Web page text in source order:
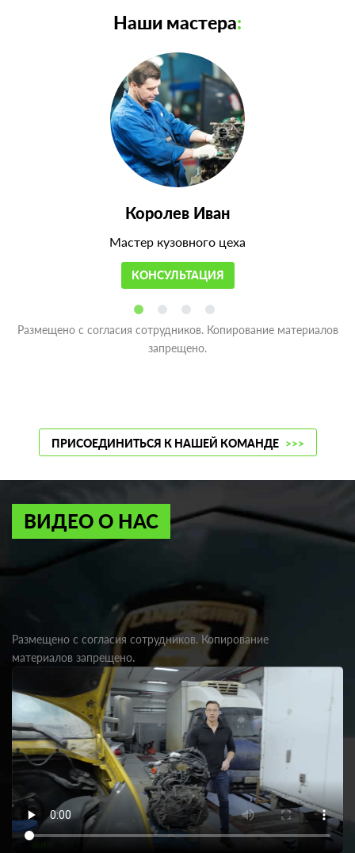
Наши мастера:
Королев Иван
Мастер кузовного цеха
КОНСУЛЬТАЦИЯ
Размещено с согласия сотрудников. Копирование материалов
запрещено.
ПРИСОЕДИНИТЬСЯ К НАШЕЙ КОМАНДЕ >>>
ВИДЕО О НАС
Размещено с согласия сотрудников. Копирование
материалов запрещено.